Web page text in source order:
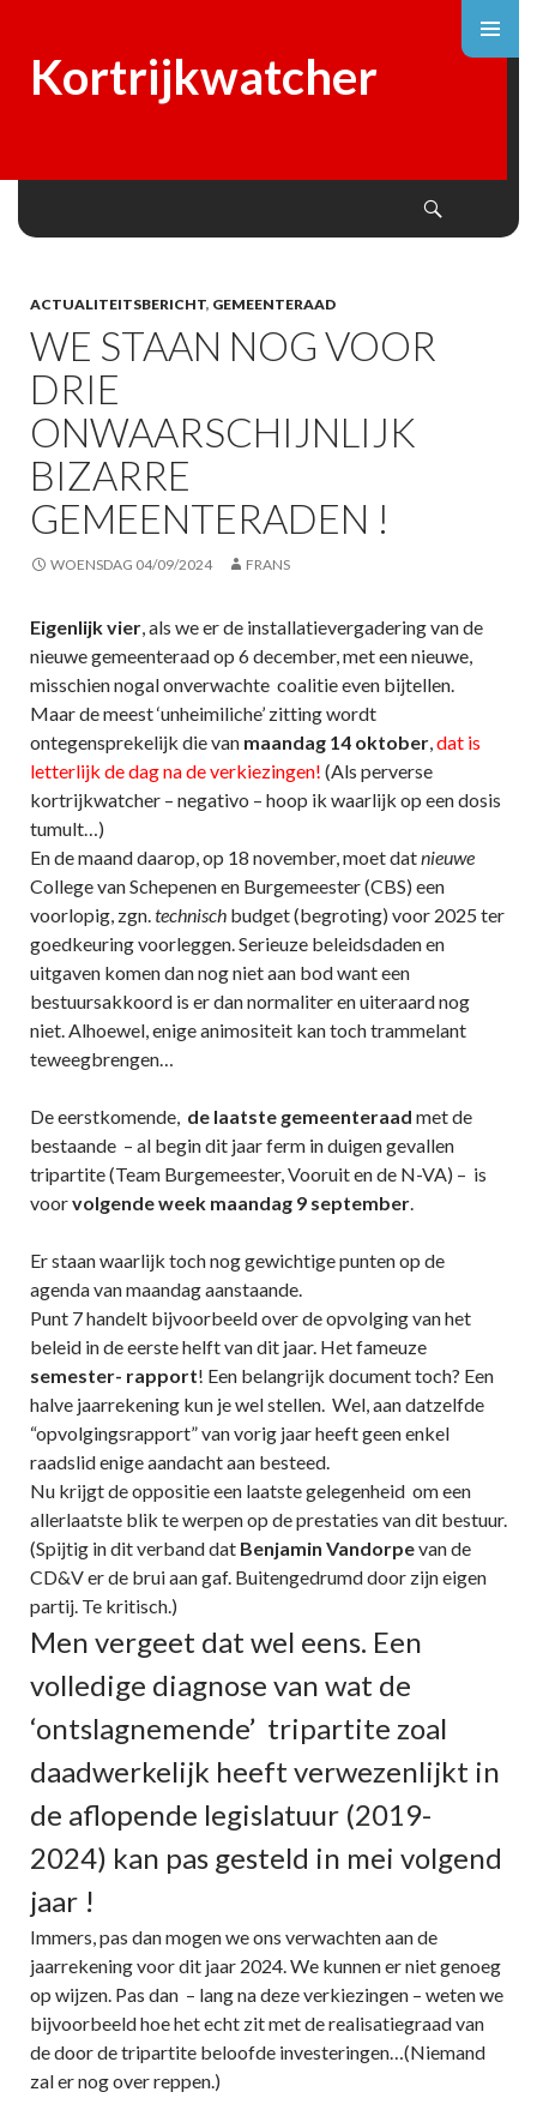
Kortrijkwatcher
ACTUALITEITSBERICHT, GEMEENTERAAD
WE STAAN NOG VOOR
DRIE
ONWAARSCHIJNLIJK
BIZARRE
GEMEENTERADEN !
WOENSDAG 04/09/2024 FRANS
Eigenlijk vier, als we er de installatievergadering van de
nieuwe gemeenteraad op 6 december, met een nieuwe,
misschien nogal onverwachte coalitie even bijtellen.
Maar de meest ‘unheimiliche’ zitting wordt
ontegensprekelijk die van maandag 14 oktober,dat is
letterlijk de dag na de verkiezingen! (Als perverse
kortrijkwatcher – negativo – hoop ik waarlijk op een dosis
tumult…)
En de maand daarop, op 18 november, moet datnieuwe
College van Schepenen en Burgemeester (CBS) een
voorlopig, zgn.technisch budget (begroting) voor 2025 ter
goedkeuring voorleggen. Serieuze beleidsdaden en
uitgaven komen dan nog niet aan bod want een
bestuursakkoord is er dan normaliter en uiteraard nog
niet. Alhoewel, enige animositeit kan toch trammelant
teweegbrengen…
De eerstkomende, de laatste gemeenteraad met de
bestaande – al begin dit jaar ferm in duigen gevallen
tripartite (Team Burgemeester, Vooruit en de N-VA) – is
voorvolgende week maandag 9 september.
Er staan waarlijk toch nog gewichtige punten op de
agenda van maandag aanstaande.
Punt 7 handelt bijvoorbeeld over de opvolging van het
beleid in de eerste helft van dit jaar. Het fameuze
semester- rapport! Een belangrijk document toch? Een
halve jaarrekening kun je wel stellen. Wel, aan datzelfde
“opvolgingsrapport” van vorig jaar heeft geen enkel
raadslid enige aandacht aan besteed.
Nu krijgt de oppositie een laatste gelegenheid om een
allerlaatste blik te werpen op de prestaties van dit bestuur.
(Spijtig in dit verband dat Benjamin Vandorpevan de
CD&V er de brui aan gaf. Buitengedrumd door zijn eigen
partij. Te kritisch.)
Men vergeet dat wel eens. Een
volledige diagnose van wat de
‘ontslagnemende’ tripartite zoal
daadwerkelijk heeft verwezenlijkt in
de aflopende legislatuur (2019-
2024) kan pas gesteld in mei volgend
jaar !
Immers, pas dan mogen we ons verwachten aan de
jaarrekening voor dit jaar 2024. We kunnen er niet genoeg
op wijzen. Pas dan – lang na deze verkiezingen – weten we
bijvoorbeeld hoe het echt zit met de realisatiegraad van
de door de tripartite beloofde investeringen…(Niemand
zal er nog over reppen.)